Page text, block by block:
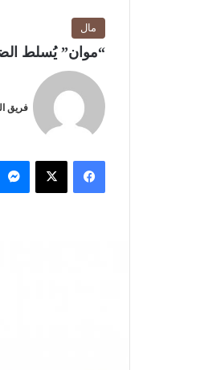
مال
“موان” يُسلط
فريق
فيسبوك ‫X